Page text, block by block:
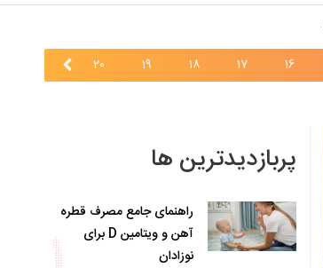
16
17
18
19
20
پربازدیدترین ها
راهنمای جامع مصرف قطره
آهن و ویتامین D برای
نوزادان